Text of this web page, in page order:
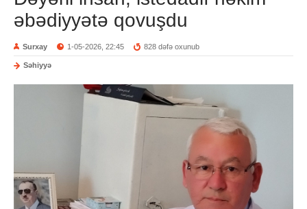
əbədiyyətə qovuşdu
Surxay 1-05-2026, 22:45 828 dəfə oxunub
Səhiyyə